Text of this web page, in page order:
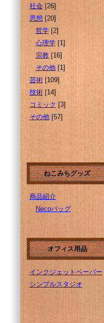
社会[26]
思想 [20]
哲学[2]
心理学[1]
宗教[16]
その他[1]
芸術[109]
技術[14]
コミック [3]
その他[57]
ねこみちグッズ
商品紹介
Necoバッグ
オフィス用品
インクジェットペーパー
シンプルスタジオ